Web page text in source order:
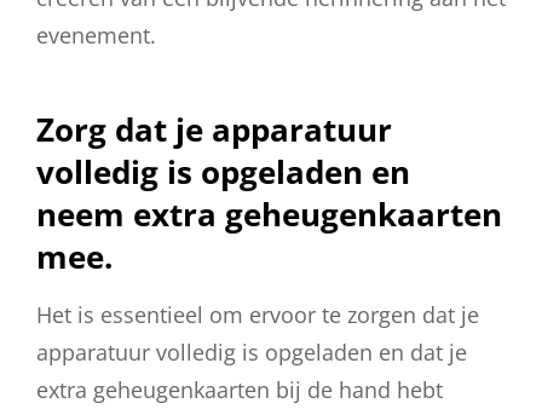
evenement.
Zorg dat je apparatuur
volledig is opgeladen en
neem extra geheugenkaarten
mee.
Het is essentieel om ervoor te zorgen dat je
apparatuur volledig is opgeladen en dat je
extra geheugenkaarten bij de hand hebt